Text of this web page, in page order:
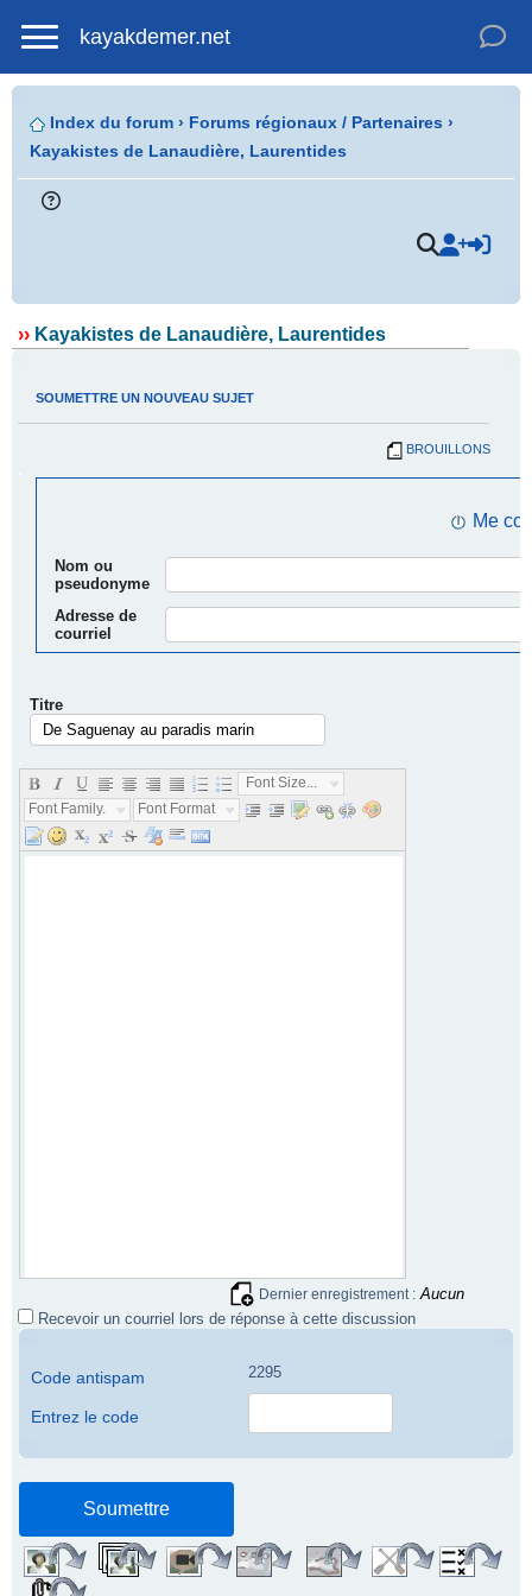
kayakdemer.net
Index du forum › Forums régionaux / Partenaires ›
Kayakistes de Lanaudière, Laurentides
›› Kayakistes de Lanaudière, Laurentides
SOUMETTRE UN NOUVEAU SUJET
BROUILLONS
Me
Nom ou
pseudonyme
Adresse de
courriel
Titre
Font Size...
Font Family...
Font Format...
Dernier enregistrement : Aucun
Recevoir un courriel lors de réponse à cette discussion
Code antispam 2295
Entrez le code